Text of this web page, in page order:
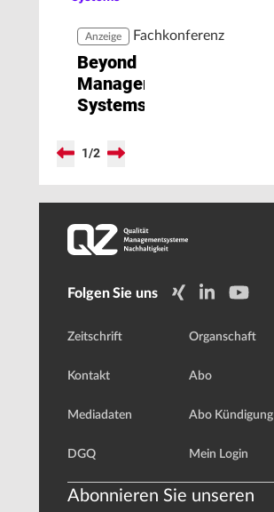
Anzeige Fachkonferenz
Beyond
Management
Systems
1/2
Folgen Sie uns
Zeitschrift
Kontakt
Mediadaten
DGQ
Organschaft
Abo
Abo Kündigung
Mein Login
Abonnieren Sie unseren